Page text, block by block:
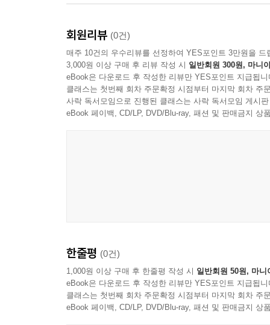
회원리뷰 (0건)
매주 10건의 우수리뷰를 선정하여 YES포인트 3만원을 드
3,000원 이상 구매 후 리뷰 작성 시 일반회원 300원, 마니
eBook은 다운로드 후 작성한 리뷰만 YES포인트 지급됩니
클래스는 첫번째 회차 주문확정 시점부터 마지막 회차 주
사락 독서모임으로 진행된 클래스는 사락 독서모임 게시
eBook 페이백, CD/LP, DVD/Blu-ray, 패션 및 판매금지 상
한줄평 (0건)
1,000원 이상 구매 후 한줄평 작성 시 일반회원 50원, 마니
eBook은 다운로드 후 작성한 리뷰만 YES포인트 지급됩니
클래스는 첫번째 회차 주문확정 시점부터 마지막 회차 주
eBook 페이백, CD/LP, DVD/Blu-ray, 패션 및 판매금지 상